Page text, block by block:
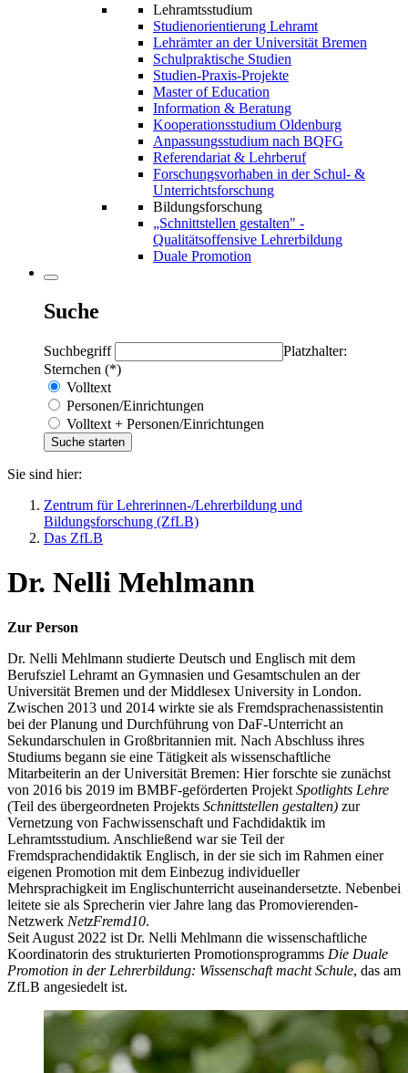
Lehramtsstudium
Studienorientierung Lehramt
Lehrämter an der Universität Bremen
Schulpraktische Studien
Studien-Praxis-Projekte
Master of Education
Information & Beratung
Kooperationsstudium Oldenburg
Anpassungsstudium nach BQFG
Referendariat & Lehrberuf
Forschungsvorhaben in der Schul- &
Unterrichtsforschung
Bildungsforschung
„Schnittstellen gestalten" -
Qualitätsoffensive Lehrerbildung
Duale Promotion
Suche
Suchbegriff
Platzhalter:
Sternchen (*)
Volltext
Personen/Einrichtungen
Volltext + Personen/Einrichtungen
Sie sind hier:
Zentrum für Lehrerinnen-/Lehrerbildung und
Bildungsforschung (ZfLB)
Das ZfLB
Dr. Nelli Mehlmann
Zur Person
Dr. Nelli Mehlmann studierte Deutsch und Englisch mit dem
Berufsziel Lehramt an Gymnasien und Gesamtschulen an der
Universität Bremen und der Middlesex University in London.
Zwischen 2013 und 2014 wirkte sie als Fremdsprachenassistentin
bei der Planung und Durchführung von DaF-Unterricht an
Sekundarschulen in Großbritannien mit. Nach Abschluss ihres
Studiums begann sie eine Tätigkeit als wissenschaftliche
Mitarbeiterin an der Universität Bremen: Hier forschte sie zunächst
von 2016 bis 2019 im BMBF-geförderten Projekt Spotlights Lehre
(Teil des übergeordneten Projekts Schnittstellen gestalten) zur
Vernetzung von Fachwissenschaft und Fachdidaktik im
Lehramtsstudium. Anschließend war sie Teil der
Fremdsprachendidaktik Englisch, in der sie sich im Rahmen einer
eigenen Promotion mit dem Einbezug individueller
Mehrsprachigkeit im Englischunterricht auseinandersetzte. Nebenbei
leitete sie als Sprecherin vier Jahre lang das Promovierenden-
Netzwerk NetzFremd10.
Seit August 2022 ist Dr. Nelli Mehlmann die wissenschaftliche
Koordinatorin des strukturierten Promotionsprogramms Die Duale
Promotion in der Lehrerbildung: Wissenschaft macht Schule, das am
ZfLB angesiedelt ist.